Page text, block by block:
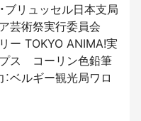
ブリュッセル日本支局
ア芸術祭実行委員会
ー TOKYO ANIMA!実
プス コーリン色鉛筆
ベルギー観光局ワロ